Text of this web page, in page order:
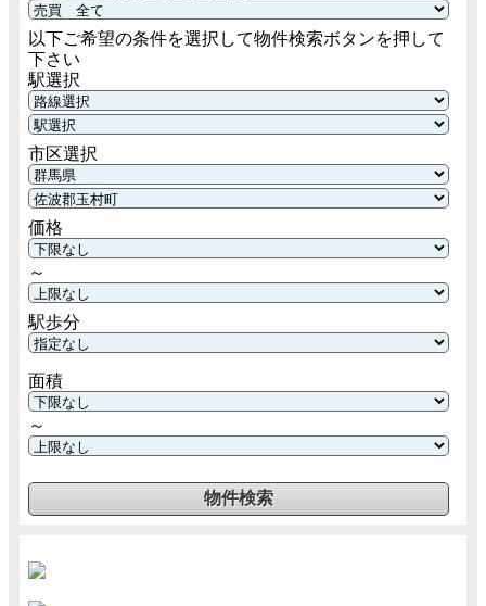
以下ご希望の条件を選択して物件検索ボタンを押して
下さい
駅選択
市区選択
価格
～
駅歩分
面積
～